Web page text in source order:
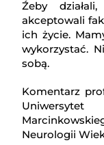
Źeby
akceptowali
ich życie.
wykorzystać.
sobą.
Komentarz
Neurologii